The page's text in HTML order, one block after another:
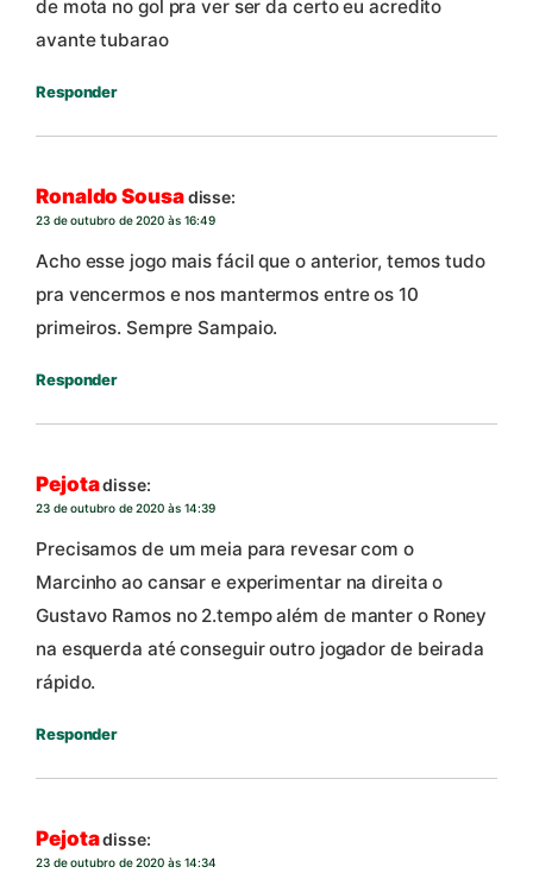
de mota no gol pra ver ser da certo eu acredito
avante tubarao
Responder
Ronaldo Sousadisse:
23 de outubro de 2020 às 16:49
Acho esse jogo mais fácil que o anterior, temos tudo
pra vencermos e nos mantermos entre os 10
primeiros. Sempre Sampaio.
Responder
Pejotadisse:
23 de outubro de 2020 às 14:39
Precisamos de um meia para revesar com o
Marcinho ao cansar e experimentar na direita o
Gustavo Ramos no 2.tempo além de manter o Roney
na esquerda até conseguir outro jogador de beirada
rápido.
Responder
Pejotadisse:
23 de outubro de 2020 às 14:34